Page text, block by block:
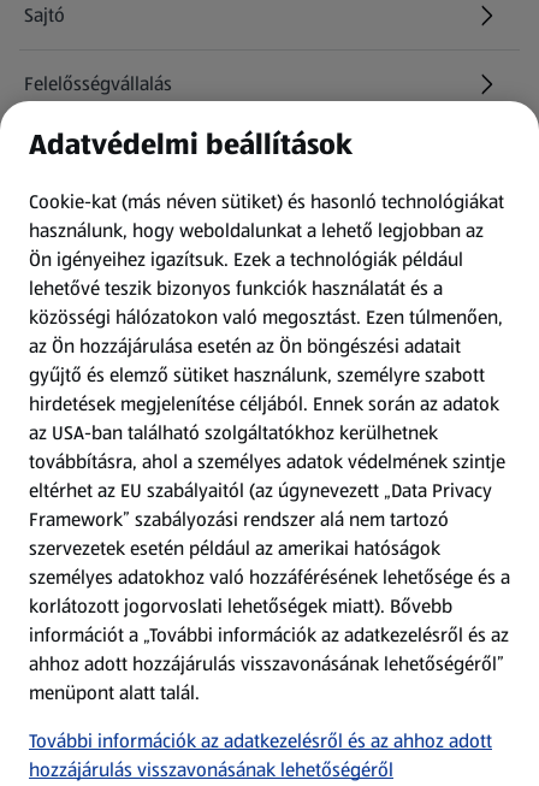
Sajtó
Felelősségvállalás
Információk
Kérdőív
Fizetési lehetőségek
ALDI utalványok
Árcsökkentés
Adattörlő alkalmazás
Szervizpont
(új oldalon nyílik meg)
Fedezz fel minket az interneten!
Töltsd le az ALDI Magyarország applikációt!
Adatvédelmi beállítások
Cookie-kat (más néven sütiket) és hasonló technológiákat
használunk, hogy weboldalunkat a lehető legjobban az
Ön igényeihez igazítsuk. Ezek a technológiák például
lehetővé teszik bizonyos funkciók használatát és a
közösségi hálózatokon való megosztást. Ezen túlmenően,
az Ön hozzájárulása esetén az Ön böngészési adatait
gyűjtő és elemző sütiket használunk, személyre szabott
hirdetések megjelenítése céljából. Ennek során az adatok
az USA-ban található szolgáltatókhoz kerülhetnek
továbbításra, ahol a személyes adatok védelmének szintje
eltérhet az EU szabályaitól (az úgynevezett „Data Privacy
Framework” szabályozási rendszer alá nem tartozó
szervezetek esetén például az amerikai hatóságok
személyes adatokhoz való hozzáférésének lehetősége és a
korlátozott jogorvoslati lehetőségek miatt). Bővebb
információt a „További információk az adatkezelésről és az
ahhoz adott hozzájárulás visszavonásának lehetőségéről”
menüpont alatt talál.
További információk az adatkezelésről és az ahhoz adott
hozzájárulás visszavonásának lehetőségéről